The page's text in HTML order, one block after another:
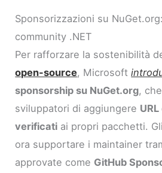
Sponsorizzazioni su
community .NET
Per rafforzare la sostenibilità
open-source, Microsoft
sponsorship su NuGet.org,
sviluppatori di aggiungere
verificati ai propri pacchetti.
ora supportare i maintainer
approvate come GitHub